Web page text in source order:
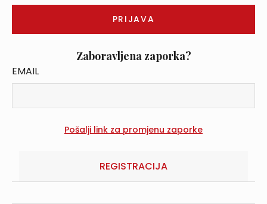
Zaboravljena zaporka?
EMAIL
REGISTRACIJA